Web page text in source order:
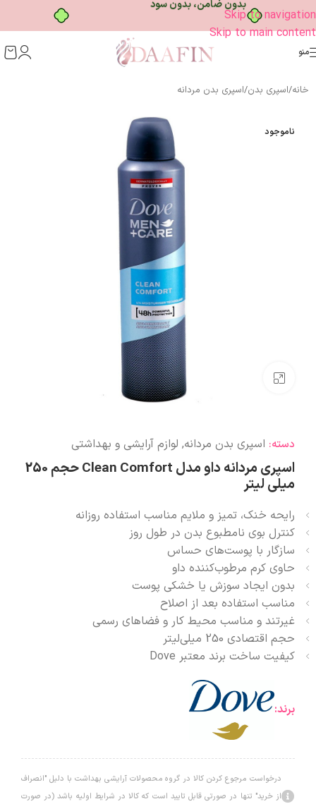
خرید قسطی با ترب‌پیSkip to navigation
Skip to main content
منو
خانه/اسپری بدن/اسپری بدن مردانه
ناموجود
دسته: اسپری بدن مردانه, لوازم آرایشی و بهداشتی
اسپری مردانه داو مدل Clean Comfort حجم 250
میلی لیتر
رایحه خنک، تمیز و ملایم مناسب استفاده روزانه
کنترل بوی نامطبوع بدن در طول روز
سازگار با پوست‌های حساس
حاوی کرم مرطوب‌کننده داو
بدون ایجاد سوزش یا خشکی پوست
مناسب استفاده بعد از اصلاح
غیرتند و مناسب محیط کار و فضاهای رسمی
حجم اقتصادی 250 میلی‌لیتر
کیفیت ساخت برند معتبر Dove
برند:
درخواست مرجوع کردن کالا در گروه محصولات آرایشی بهداشت با دلیل "انصراف
از خرید" تنها در صورتی قابل تایید است که کالا در شرایط اولیه باشد (در صورت